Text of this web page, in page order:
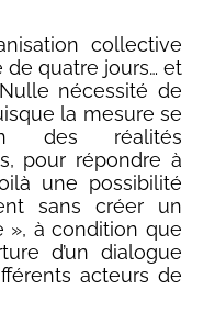
collective
de quatre jours… et
nécessité de
la mesure se
des réalités
pour répondre à
une possibilité
sans créer un
», à condition que
d’un dialogue
acteurs de